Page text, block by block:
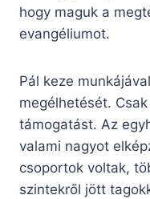
hogy maguk a
evangéliumot.
Pál keze
megélhetését.
támogatást. Az
valami nagyot
csoportok voltak,
szintekről jött